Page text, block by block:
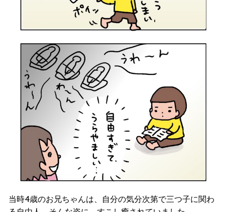
当時4歳のお兄ちゃんは、自分の気分次第で三つ子に関わ